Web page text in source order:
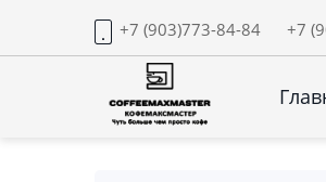
+7 (903)773-84-84 +7